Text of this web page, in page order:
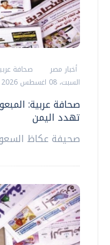
أخبار مصر
صحافة
السبت، 08 اغسطس 2026 06:34 ص
صحافة عربية:
تهدد اليمن
صحيفة عكاظ